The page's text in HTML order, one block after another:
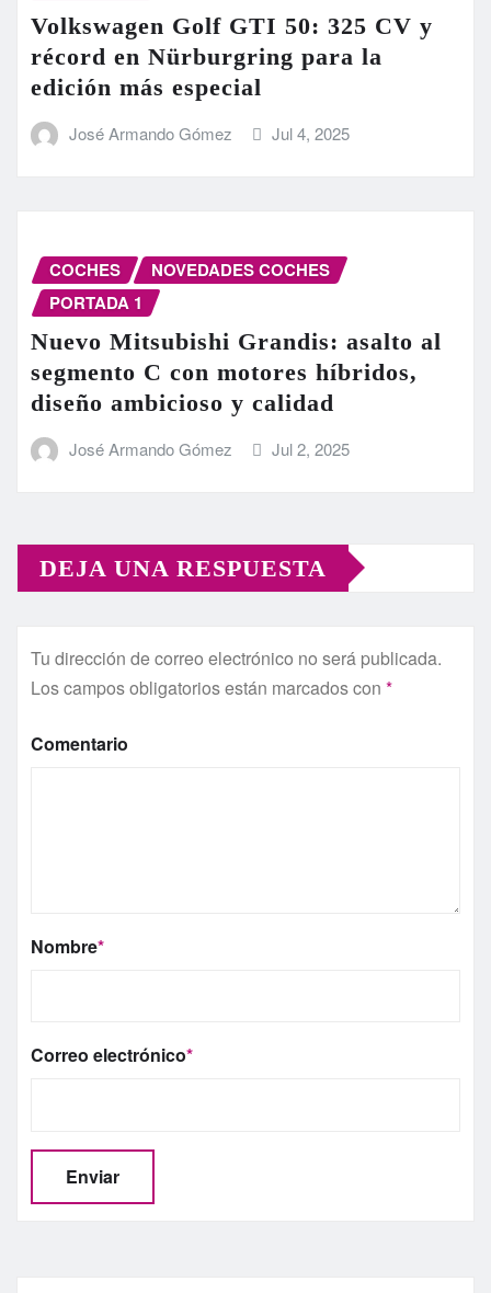
Volkswagen Golf GTI 50: 325 CV y
récord en Nürburgring para la
edición más especial
José Armando Gómez Jul 4, 2025
COCHES
NOVEDADES COCHES
PORTADA 1
Nuevo Mitsubishi Grandis: asalto al
segmento C con motores híbridos,
diseño ambicioso y calidad
José Armando Gómez Jul 2, 2025
DEJA UNA RESPUESTA
Tu dirección de correo electrónico no será publicada.
Los campos obligatorios están marcados con *
Comentario
Nombre*
Correo electrónico*